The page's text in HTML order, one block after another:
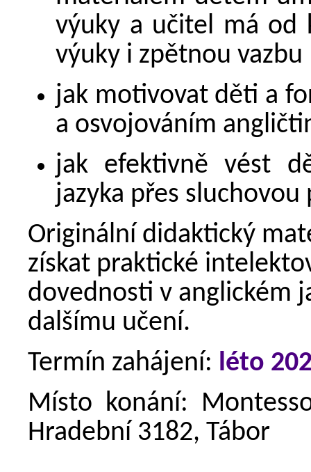
výuky a učitel má od
výuky i zpětnou vazbu
jak motivovat děti a
a osvojováním
jak efektivně vést
jazyka přes sluchovou
Originální didaktický
získat praktické
dovednosti v anglickém
dalšímu učení.
Termín zahájení: léto
Místo konání:
Hradební 3182, Tábor